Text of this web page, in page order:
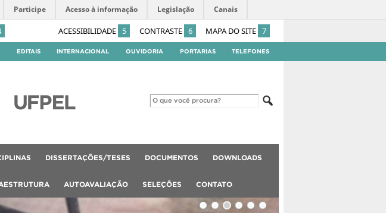
ACESSIBILIDADE 5 CONTRASTE 6 MAPA DO SITE 7
Participe Acesso à informação Legislação Canais
EDITAIS INTERNACIONAL OUVIDORIA PORTARIAS TELEFONES
DISSERTAÇÕES/TESES DOCUMENTOS DOWNLOADS
AUTOAVALIAÇÃO SELEÇÕES CONTATO